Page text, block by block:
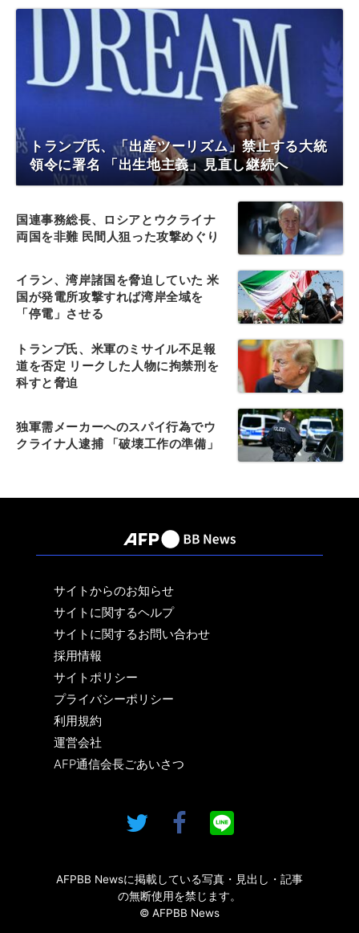
トランプ氏、「出産ツーリズム」禁止する大統
領令に署名 「出生地主義」見直し継続へ
国連事務総長、ロシアとウクライナ
両国を非難 民間人狙った攻撃めぐり
イラン、湾岸諸国を脅迫していた 米
国が発電所攻撃すれば湾岸全域を
「停電」させる
トランプ氏、米軍のミサイル不足報
道を否定 リークした人物に拘禁刑を
科すと脅迫
独軍需メーカーへのスパイ行為でウ
クライナ人逮捕 「破壊工作の準備」
サイトからのお知らせ
サイトに関するヘルプ
サイトに関するお問い合わせ
採用情報
サイトポリシー
プライバシーポリシー
利用規約
運営会社
AFP通信会長ごあいさつ
AFPBB Newsに掲載している写真・見出し・記事
の無断使用を禁じます。
© AFPBB News